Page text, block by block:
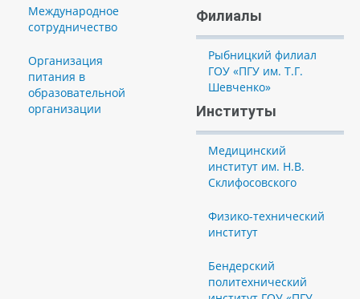
Международное
сотрудничество
Организация
питания в
образовательной
организации
Филиалы
Рыбницкий филиал
ГОУ «ПГУ им. Т.Г.
Шевченко»
Институты
Медицинский
институт им. Н.В.
Склифосовского
Физико-технический
институт
Бендерский
политехнический